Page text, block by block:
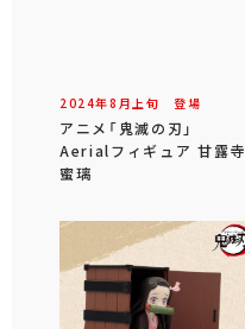
2024年8 月 上旬 登場
アニメ「鬼滅の刃」
Aerialフィギュア 甘露寺
蜜璃